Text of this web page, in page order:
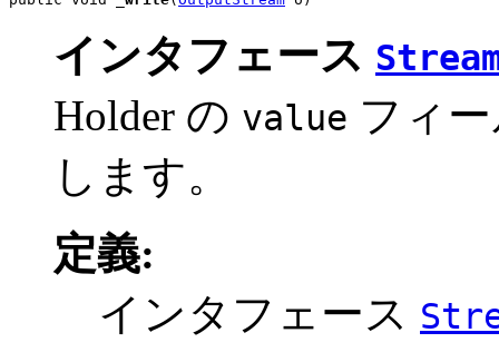
インタフェース
Holder の value フィ
します。
定義:
インタフェース